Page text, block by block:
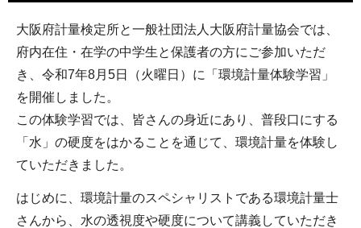
大阪府計量検定所と一般社団法人大阪府計量協会では、
府内在住・在学の中学生と保護者の方にご参加いただ
き、令和7年8月5日（火曜日）に「環境計量体験学習」
を開催しました。
この体験学習では、皆さんの身近にあり、普段口にする
「水」の硬度をはかることを通じて、環境計量を体験し
ていただきました。
はじめに、環境計量のスペシャリストである環境計量士
さんから、水の透視度や硬度について講義していただき